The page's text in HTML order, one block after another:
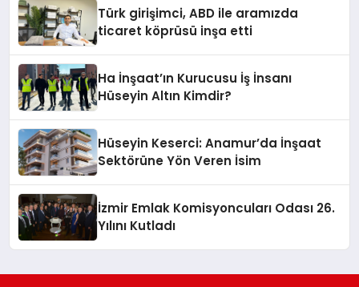
Türk girişimci, ABD ile aramızda
ticaret köprüsü inşa etti
Ha İnşaat’ın Kurucusu İş İnsanı
Hüseyin Altın Kimdir?
Hüseyin Keserci: Anamur’da İnşaat
Sektörüne Yön Veren İsim
İzmir Emlak Komisyoncuları Odası 26.
Yılını Kutladı